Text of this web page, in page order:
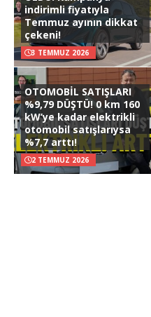
indirimli fiyatıyla
Temmuz ayının dikkat
çekeni!
3 TEMMUZ 2026
OTOMOBİL SATIŞLARI
%9,79 DÜŞTÜ! 0 km 160
kW’ye kadar elektrikli
otomobil satışlarıysa
%7,7 arttı!
2 TEMMUZ 2026